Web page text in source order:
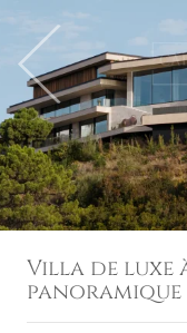
Previous
Villa de luxe